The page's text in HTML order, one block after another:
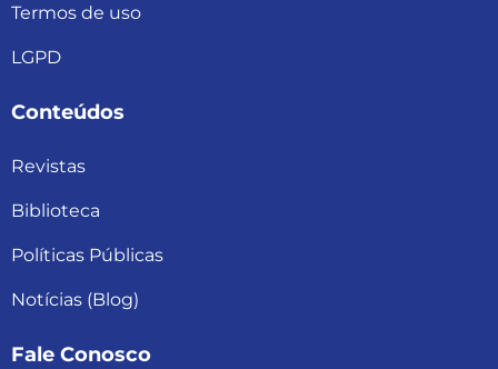
Termos de uso
LGPD
Conteúdos
Revistas
Biblioteca
Políticas Públicas
Notícias (Blog)
Fale Conosco